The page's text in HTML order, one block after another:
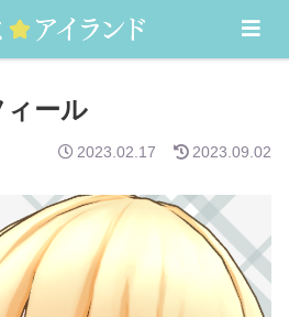
達障害（ASD）などの記録
ール
2023.02.17 2023.09.02